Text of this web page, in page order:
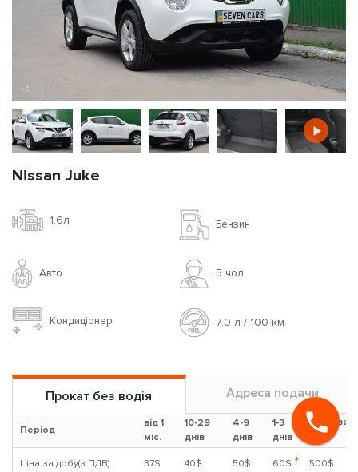
Nissan Juke
1.6л Бензин
Авто 5 чoл
Кондиціонер 7.0 л / 100 км
Прокат без водія Адреса подачи
Період
від 1
міс.
10-29
днів
4-9
днів
1-3
днів
Застава
Ціна за добу(з ПДВ) 37$ 40$ 50$ 60$ * 500$